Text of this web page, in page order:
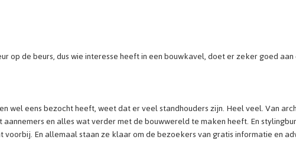
op de beurs, dus wie interesse heeft in een bouwkavel, doet er zeker goed aan
wel eens bezocht heeft, weet dat er veel standhouders zijn. Heel veel. Van
en alles wat verder met de bouwwereld te maken heeft. En
En allemaal staan ze klaar om de bezoekers van gratis informatie en